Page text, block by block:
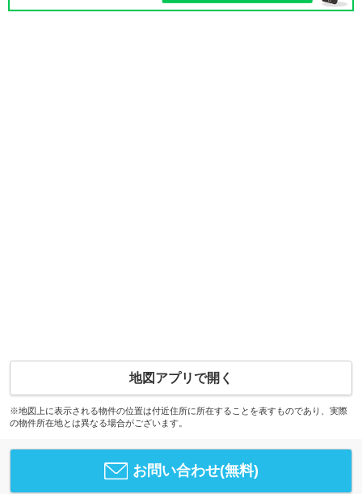
地図アプリで開く
※地図上に表示される物件の位置は付近住所に所在することを表すものであり、実際
の物件所在地とは異なる場合がございます。
お問い合わせ(無料)